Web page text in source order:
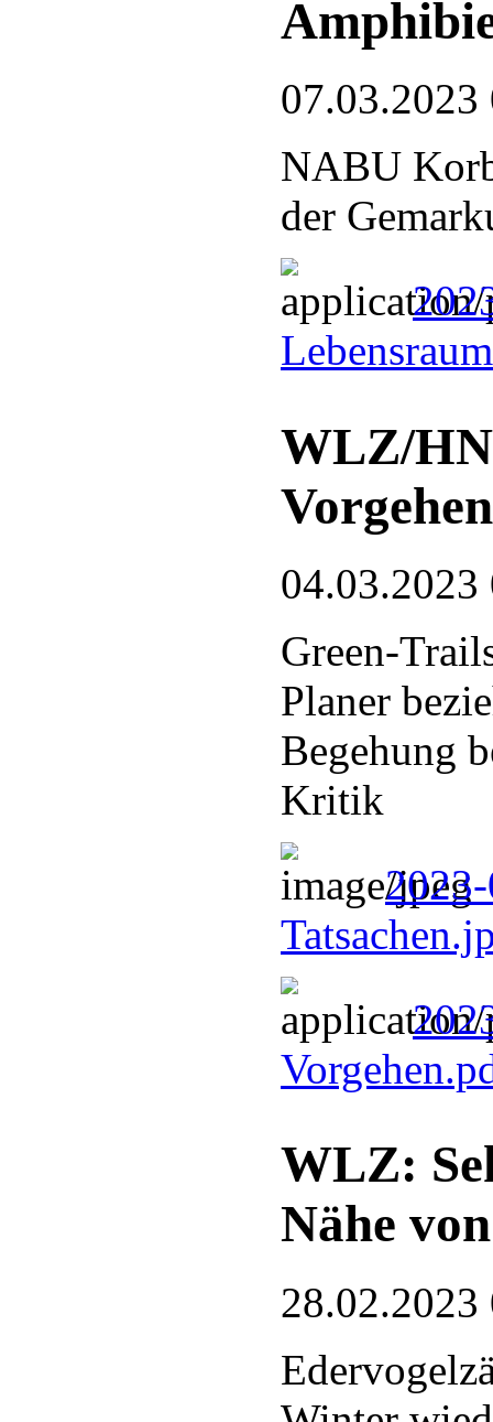
07.03.2023
NABU
der
WLZ/
04.03.2023
Green-
Planer
Begehung
Kritik
WLZ:
Nähe
28.02.2023